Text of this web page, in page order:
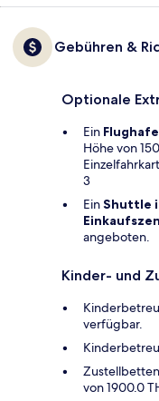
Gebühren &
Optionale
Ein
Höhe von
3
EinShuttle
angeboten.
Kinder- und
verfügbar.
von 1900.0